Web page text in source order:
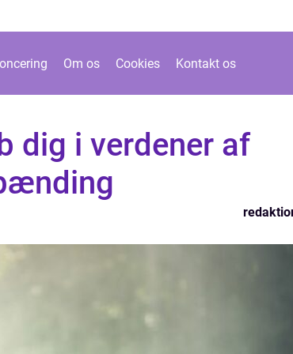
Om os Cookies Kontakt os
dig i verdener af